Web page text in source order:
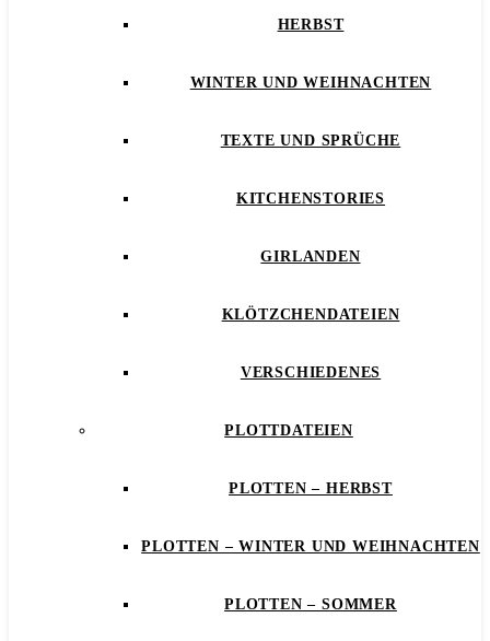
HERBST
WINTER UND WEIHNACHTEN
TEXTE UND SPRÜCHE
KITCHENSTORIES
GIRLANDEN
KLÖTZCHENDATEIEN
VERSCHIEDENES
PLOTTDATEIEN
PLOTTEN – HERBST
PLOTTEN – WINTER UND WEIHNACHTEN
PLOTTEN – SOMMER